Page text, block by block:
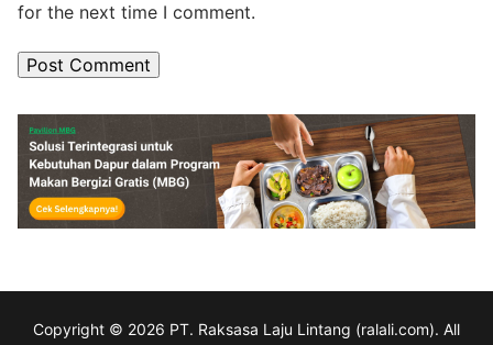
for the next time I comment.
Copyright © 2026 PT. Raksasa Laju Lintang (ralali.com). All